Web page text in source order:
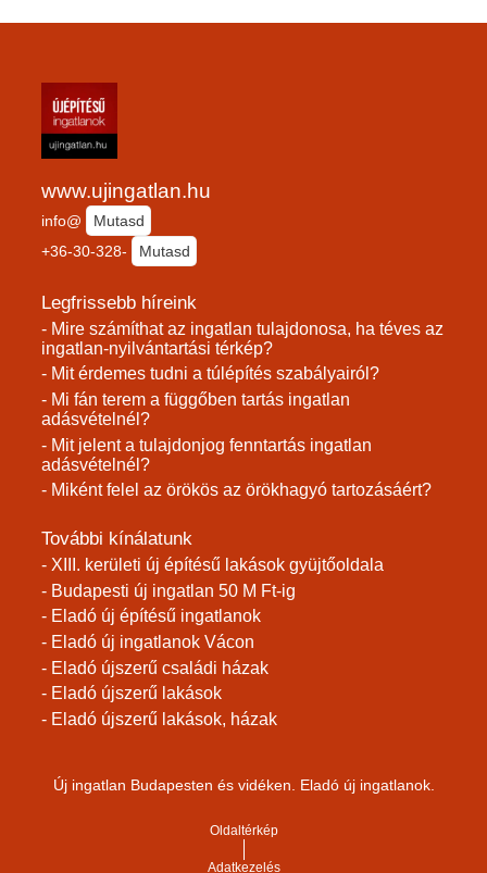
www.ujingatlan.hu
info@
Mutasd
+36-30-328-
Mutasd
Legfrissebb híreink
- Mire számíthat az ingatlan tulajdonosa, ha téves az
ingatlan-nyilvántartási térkép?
- Mit érdemes tudni a túlépítés szabályairól?
- Mi fán terem a függőben tartás ingatlan
adásvételnél?
- Mit jelent a tulajdonjog fenntartás ingatlan
adásvételnél?
- Miként felel az örökös az örökhagyó tartozásáért?
További kínálatunk
- XIII. kerületi új építésű lakások gyüjtőoldala
- Budapesti új ingatlan 50 M Ft-ig
- Eladó új építésű ingatlanok
- Eladó új ingatlanok Vácon
- Eladó újszerű családi házak
- Eladó újszerű lakások
- Eladó újszerű lakások, házak
Új ingatlan Budapesten és vidéken. Eladó új ingatlanok.
Oldaltérkép
Adatkezelés